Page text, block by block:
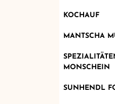
KOCHAUF
MANTSCHA
MONSCHEIN
SUNHENDL